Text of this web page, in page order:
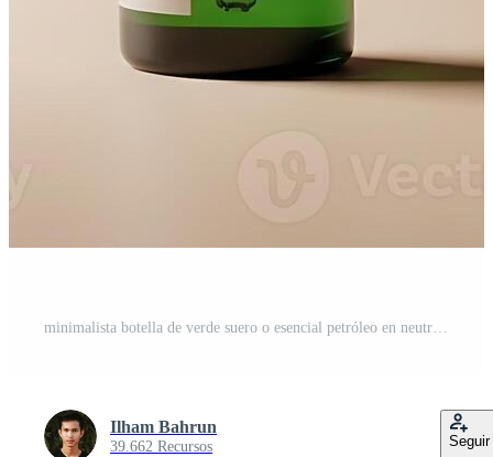
minimalista botella de verde suero o esencial petróleo en neutral antecedentes Foto Pro
Ilham Bahrun
39.662 Recursos Seguir